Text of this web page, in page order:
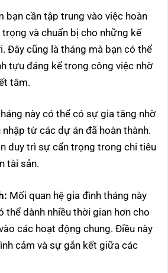
bạn cần tập trung vào việc hoàn
và chuẩn bị cho những kế
Đây cũng là tháng mà bạn có thể
tựu đáng kể trong công việc nhờ
tâm.
này có thể có sự gia tăng nhờ
từ các dự án đã hoàn thành.
duy trì sự cẩn trọng trong chi tiêu
tài sản.
Mối quan hệ gia đình tháng này
thể dành nhiều thời gian hơn cho
các hoạt động chung. Điều này
cảm và sự gắn kết giữa các